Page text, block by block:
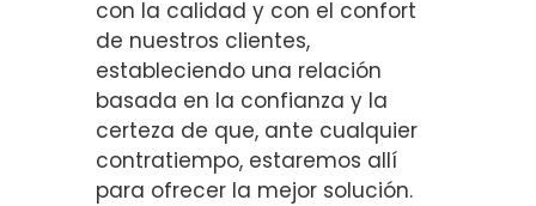
con la calidad y con el confort
de nuestros clientes,
estableciendo una relación
basada en la confianza y la
certeza de que, ante cualquier
contratiempo, estaremos allí
para ofrecer la mejor solución.